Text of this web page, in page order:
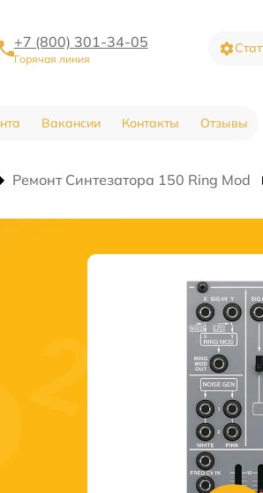
+7 (800) 301-34-05
Горячая линия
Вакансии Контакты Отзывы
Ремонт Синтезатора 150 Ring Mod